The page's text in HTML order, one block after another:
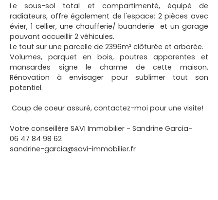
Le sous-sol total et compartimenté, équipé de
radiateurs, offre également de l'espace: 2 pièces avec
évier, 1 cellier, une chaufferie/ buanderie et un garage
pouvant accueillir 2 véhicules.
Le tout sur une parcelle de 2396m² clôturée et arborée.
Volumes, parquet en bois, poutres apparentes et
mansardes signe le charme de cette maison.
Rénovation à envisager pour sublimer tout son
potentiel.
Coup de coeur assuré, contactez-moi pour une visite!
Votre conseillère SAVI Immobilier - Sandrine Garcia-
06 47 84 98 62
sandrine-garcia@savi-immobilier.fr